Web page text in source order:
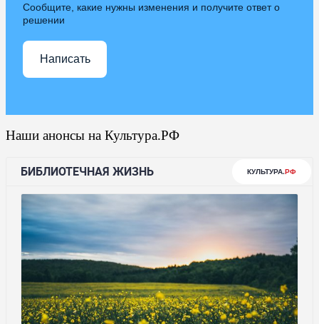
Сообщите, какие нужны изменения и получите ответ о
решении
Написать
Наши анонсы на Культура.РФ